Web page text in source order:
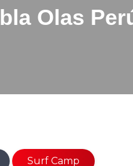
Olas
Surf Camp